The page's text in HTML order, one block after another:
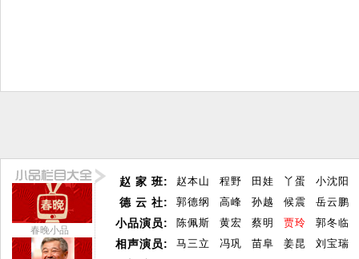
春晚小品
赵 家 班:
德 云 社:
小品演员:
相声演员:
赵本山 程野 田娃 丫蛋
小沈阳
郭德纲
高峰 孙越 候震
岳云鹏
陈佩斯
黄宏 蔡明 贾玲
郭冬临
马三立
冯巩 苗阜 姜昆
刘宝瑞